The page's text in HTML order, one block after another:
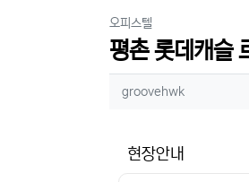
오피스텔
평촌 롯데캐슬
작성자 정보
groovehwk작성
현장안내